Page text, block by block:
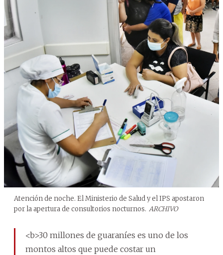
Atención de noche. El Ministerio de Salud y el IPS apostaron
por la apertura de consultorios nocturnos. ARCHIVO
<b>30 millones de guaraníes es uno de los
montos altos que puede costar un